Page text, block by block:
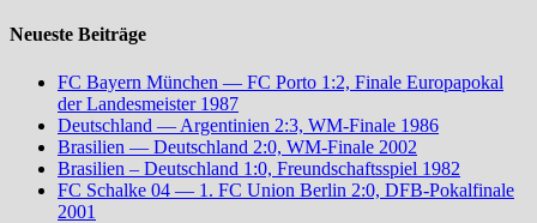
Neueste Beiträge
FC Bayern München — FC Porto 1:2, Finale Europapokal
der Landesmeister 1987
Deutschland — Argentinien 2:3, WM-Finale 1986
Brasilien — Deutschland 2:0, WM-Finale 2002
Brasilien – Deutschland 1:0, Freundschaftsspiel 1982
FC Schalke 04 — 1. FC Union Berlin 2:0, DFB-Pokalfinale
2001